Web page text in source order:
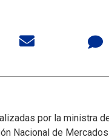
por la ministra
Nacional de